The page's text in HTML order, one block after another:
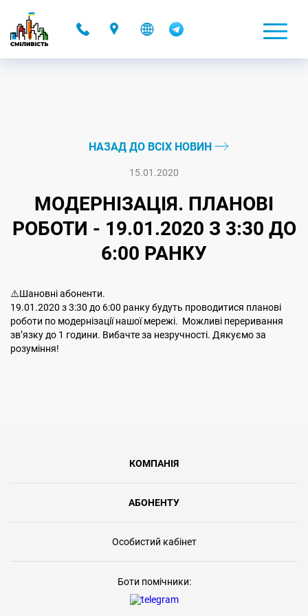
НАЗАД ДО ВСІХ НОВИН
15.01.2020
МОДЕРНІЗАЦІЯ. ПЛАНОВІ
РОБОТИ - 19.01.2020 З 3:30 ДО
6:00 РАНКУ
⚠️Шановні абоненти.
19.01.2020 з 3:30 до 6:00 ранку будуть проводитися планові
роботи по модернізації нашої мережі. Можливі переривання
звʼязку до 1 години. Вибачте за незручності. Дякуємо за
розуміння!
КОМПАНІЯ
АБОНЕНТУ
Особистий кабінет
Боти помічники: